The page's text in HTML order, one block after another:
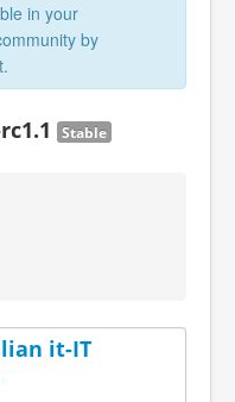
in your
by
Stable
it-IT